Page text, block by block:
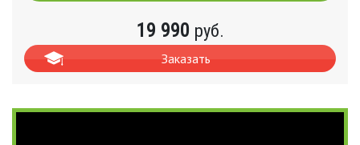
19 990 руб.
Заказать